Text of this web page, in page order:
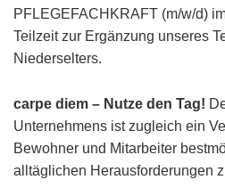
PFLEGEFACHKRAFT (m/w/d)
Teilzeit zur Ergänzung unseres
Niederselters.
carpe diem – Nutze den Tag!
Unternehmens ist zugleich ein
Bewohner und Mitarbeiter
alltäglichen Herausforderungen